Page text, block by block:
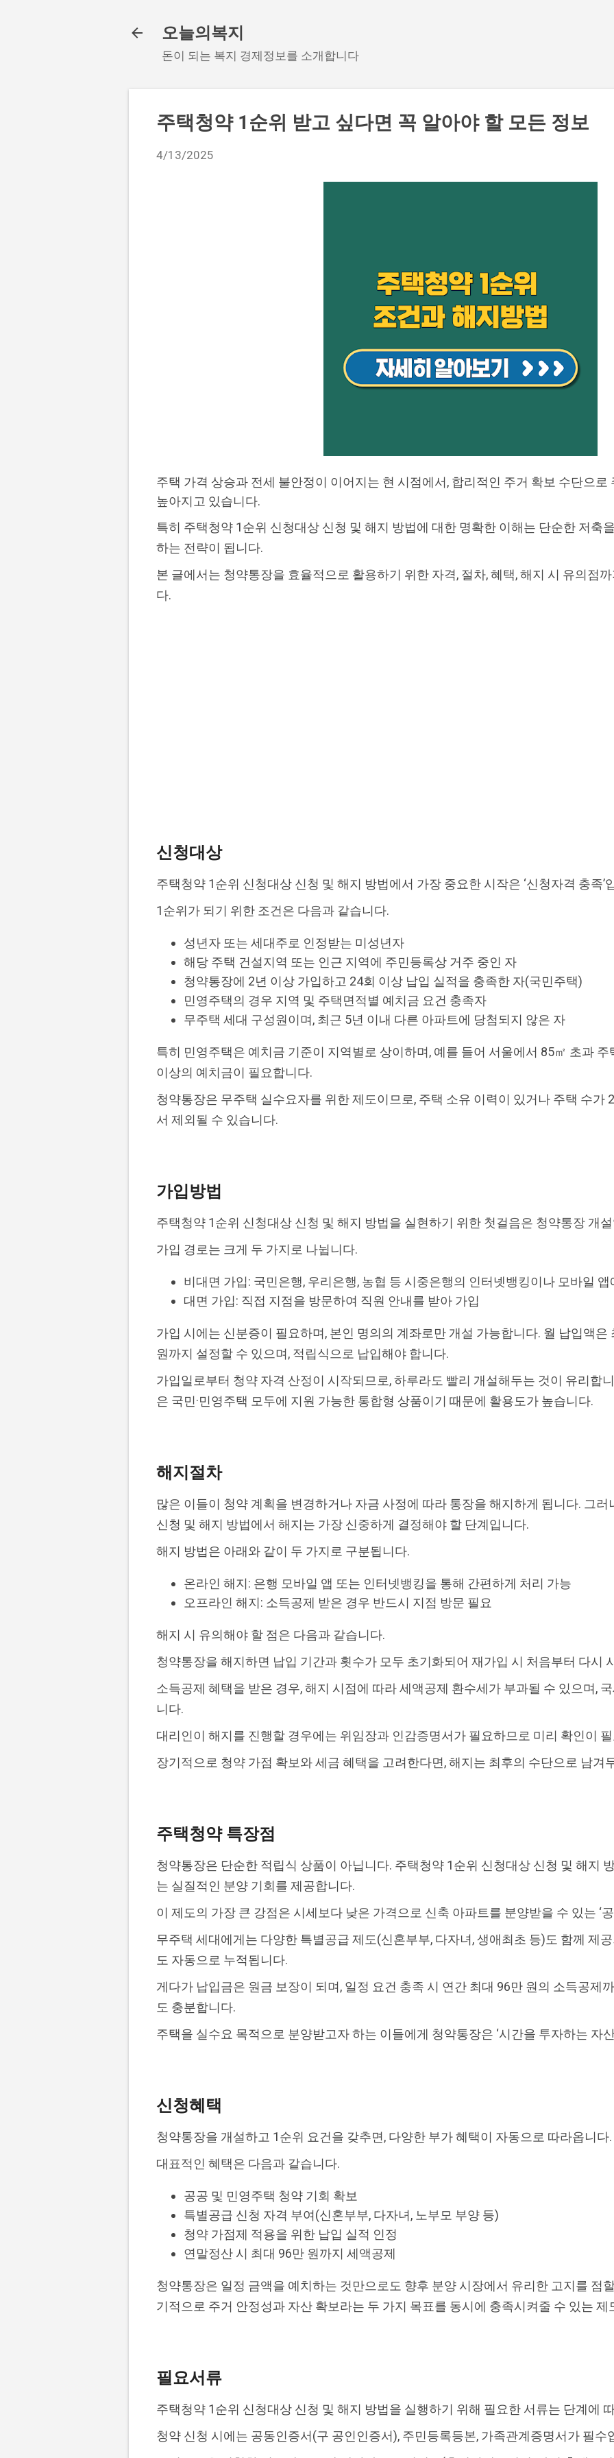
오늘의복지
돈이 되는 복지 경제정보를 소개합니다
주택청약 1순위 받고 싶다면 꼭 알아야 할 모든 정보
4/13/2025
주택 가격 상승과 전세 불안정이 이어지는 현 시점에서, 합리적인 주거 확보 수단으
높아지고 있습니다.
특히 주택청약 1순위 신청대상 신청 및 해지 방법에 대한 명확한 이해는 단순한 저축
하는 전략이 됩니다.
본 글에서는 청약통장을 효율적으로 활용하기 위한 자격, 절차, 혜택, 해지 시 유의점
다.
신청대상
주택청약 1순위 신청대상 신청 및 해지 방법에서 가장 중요한 시작은 ‘신청자격 충족’
1순위가 되기 위한 조건은 다음과 같습니다.
성년자 또는 세대주로 인정받는 미성년자
해당 주택 건설지역 또는 인근 지역에 주민등록상 거주 중인 자
청약통장에 2년 이상 가입하고 24회 이상 납입 실적을 충족한 자(국민주택)
민영주택의 경우 지역 및 주택면적별 예치금 요건 충족자
무주택 세대 구성원이며, 최근 5년 이내 다른 아파트에 당첨되지 않은 자
특히 민영주택은 예치금 기준이 지역별로 상이하며, 예를 들어 서울에서 85㎡ 초과
이상의 예치금이 필요합니다.
청약통장은 무주택 실수요자를 위한 제도이므로, 주택 소유 이력이 있거나 주택 수가
서 제외될 수 있습니다.
가입방법
주택청약 1순위 신청대상 신청 및 해지 방법을 실현하기 위한 첫걸음은 청약통장 개
가입 경로는 크게 두 가지로 나뉩니다.
비대면 가입: 국민은행, 우리은행, 농협 등 시중은행의 인터넷뱅킹이나 모바일
대면 가입: 직접 지점을 방문하여 직원 안내를 받아 가입
가입 시에는 신분증이 필요하며, 본인 명의의 계좌로만 개설 가능합니다. 월 납입액은
원까지 설정할 수 있으며, 적립식으로 납입해야 합니다.
가입일로부터 청약 자격 산정이 시작되므로, 하루라도 빨리 개설해두는 것이 유리합
은 국민·민영주택 모두에 지원 가능한 통합형 상품이기 때문에 활용도가 높습니다.
해지절차
많은 이들이 청약 계획을 변경하거나 자금 사정에 따라 통장을 해지하게 됩니다. 그
신청 및 해지 방법에서 해지는 가장 신중하게 결정해야 할 단계입니다.
해지 방법은 아래와 같이 두 가지로 구분됩니다.
온라인 해지: 은행 모바일 앱 또는 인터넷뱅킹을 통해 간편하게 처리 가능
오프라인 해지: 소득공제 받은 경우 반드시 지점 방문 필요
해지 시 유의해야 할 점은 다음과 같습니다.
청약통장을 해지하면 납입 기간과 횟수가 모두 초기화되어 재가입 시 처음부터 다시
소득공제 혜택을 받은 경우, 해지 시점에 따라 세액공제 환수세가 부과될 수 있으며,
니다.
대리인이 해지를 진행할 경우에는 위임장과 인감증명서가 필요하므로 미리 확인이
장기적으로 청약 가점 확보와 세금 혜택을 고려한다면, 해지는 최후의 수단으로 남겨
주택청약 특장점
청약통장은 단순한 적립식 상품이 아닙니다. 주택청약 1순위 신청대상 신청 및 해지
는 실질적인 분양 기회를 제공합니다.
이 제도의 가장 큰 강점은 시세보다 낮은 가격으로 신축 아파트를 분양받을 수 있는 ‘
무주택 세대에게는 다양한 특별공급 제도(신혼부부, 다자녀, 생애최초 등)도 함께 제
도 자동으로 누적됩니다.
게다가 납입금은 원금 보장이 되며, 일정 요건 충족 시 연간 최대 96만 원의 소득공제
도 충분합니다.
주택을 실수요 목적으로 분양받고자 하는 이들에게 청약통장은 ‘시간을 투자하는 자
신청혜택
청약통장을 개설하고 1순위 요건을 갖추면, 다양한 부가 혜택이 자동으로 따라옵니다.
대표적인 혜택은 다음과 같습니다.
공공 및 민영주택 청약 기회 확보
특별공급 신청 자격 부여(신혼부부, 다자녀, 노부모 부양 등)
청약 가점제 적용을 위한 납입 실적 인정
연말정산 시 최대 96만 원까지 세액공제
청약통장은 일정 금액을 예치하는 것만으로도 향후 분양 시장에서 유리한 고지를 점
기적으로 주거 안정성과 자산 확보라는 두 가지 목표를 동시에 충족시켜줄 수 있는 제
필요서류
주택청약 1순위 신청대상 신청 및 해지 방법을 실행하기 위해 필요한 서류는 단계에
청약 신청 시에는 공동인증서(구 공인인증서), 주민등록등본, 가족관계증명서가 필수